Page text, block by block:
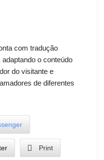
com tradução
o conteúdo
do visitante e
de diferentes
Print